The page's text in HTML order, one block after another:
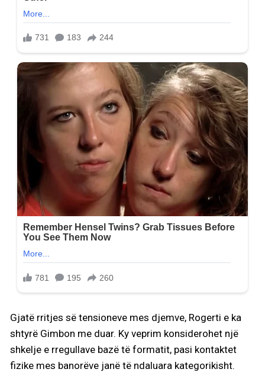
Gjatë rritjes së tensioneve mes djemve, Rogerti e ka
shtyrë Gimbon me duar. Ky veprim konsiderohet një
shkelje e rregullave bazë të formatit, pasi kontaktet
fizike mes banorëve janë të ndaluara kategorikisht.